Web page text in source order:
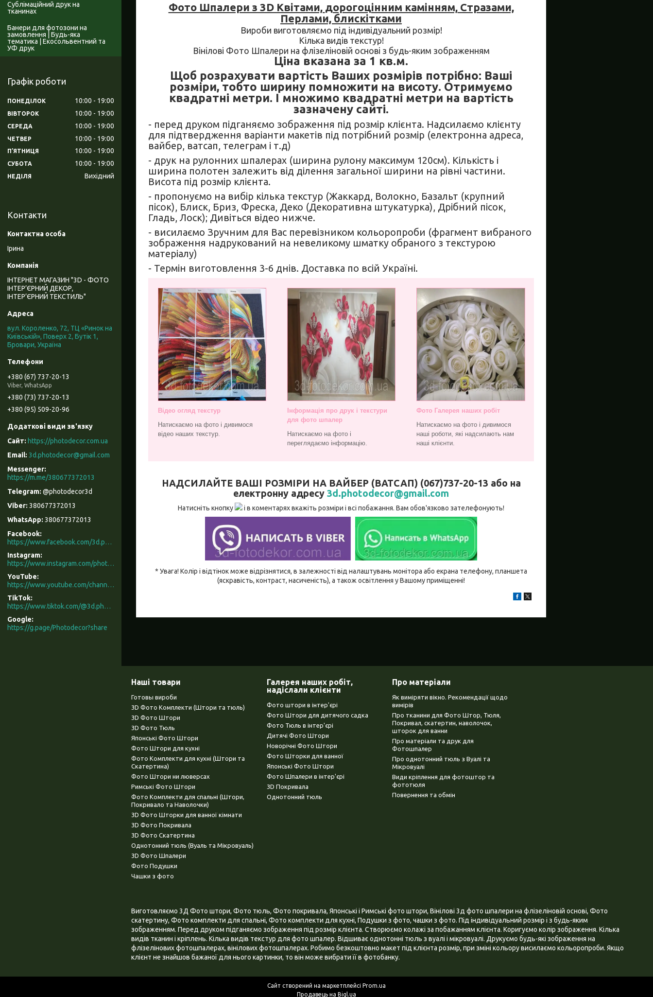
Фото Шпалери з 3D Квітами, дорогоцінним камінням,Стразами,
Перлами, блискітками
Вироби виготовляємо під індивідуальний розмір!
Кілька видів текстур!
Вінілові Фото Шпалери на флізеліновій основі з будь-яким зображенням
Ціна вказана за 1 кв.м.
Щоб розрахувати вартість Ваших розмірів потрібно: Ваші
розміри, тобто ширину помножити на висоту. Отримуємо
квадратні метри. І множимо квадратні метри на вартість
зазначену сайті.
- перед друком підганяємо зображення під розмір клієнта. Надсилаємо клієнту
для підтвердження варіанти макетів під потрібний розмір (електронна адреса,
вайбер, ватсап, телеграм і т.д)
- друк на рулонних шпалерах (ширина рулону максимум 120см). Кількість і
ширина полотен залежить від ділення загальної ширини на рівні частини.
Висота під розмір клієнта.
- пропонуємо на вибір кілька текстур (Жаккард, Волокно, Базальт (крупний
пісок), Блиск, Бриз, Фреска, Деко (Декоративна штукатурка), Дрібний пісок,
Гладь, Лоск); Дивіться відео нижче.
- висилаємо Зручним для Вас перевізником кольоропроби (фрагмент вибраного
зображення надрукований на невеликому шматку обраного з текстурою
матеріалу)
- Термін виготовлення 3-6 днів. Доставка по всій Україні.
Відео огляд текстур
Натискаємо на фото і дивимося
відео наших текстур.
Інформація про друк і текстури
для фото шпалер
Натискаємо на фото і
переглядаємо інформацію.
Фото Галерея наших робіт
Натискаємо на фото і дивимося
наші роботи, які надсилають нам
наші клієнти.
НАДСИЛАЙТЕ ВАШІ РОЗМІРИ НА ВАЙБЕР (ВАТСАП) (067)737-20-13 або на
електронну адресу 3d.photodecor@gmail.com
Натисніть кнопку і в коментарях вкажіть розміри і всі побажання. Вам обов'язково зателефонують!
* Увага! Колір і відтінок може відрізнятися, в залежності від налаштувань монітора або екрана телефону, планшета
(яскравість, контраст, насиченість), а також освітлення у Вашому приміщенні!
Сублімаційний друк на
тканинах
Банери для фотозони на
замовлення | Будь-яка
тематика | Екосольвентний та
УФ друк
Графік роботи
ПОНЕДІЛОК 10:00 19:00
ВІВТОРОК 10:00 19:00
СЕРЕДА 10:00 19:00
ЧЕТВЕР 10:00 19:00
ПʼЯТНИЦЯ 10:00 19:00
СУБОТА 10:00 19:00
НЕДІЛЯ Вихідний
Контакти
Ірина
ІНТЕРНЕТ МАГАЗИН "3D - ФОТО
ІНТЕР’ЄРНИЙ ДЕКОР,
ІНТЕР’ЄРНИЙ ТЕКСТИЛЬ"
вул. Короленко, 72, ТЦ «Ринок на
Київській», Поверх 2, Бутік 1,
Бровари, Україна
+380 (67) 737-20-13
Viber, WhatsApp
+380 (73) 737-20-13
+380 (95) 509-20-96
https://photodecor.com.ua
3d.photodecor@gmail.com
https://m.me/380677372013
@photodecor3d
380677372013
380677372013
Facebook
https://www.facebook.com/3d.photodecor/
Instagram
https://www.instagram.com/photodecor.com.ua/
YouTube
https://www.youtube.com/channel/UCXCUerfqRY1Pw7-IptdbqyA/videos
TikTok
https://www.tiktok.com/@3d.photodecor?is_from_webapp=1&sender_device=pc
Google
https://g.page/Photodecor?share
Наші товари
Готовы вироби
3D Фото Комплекти (Штори та тюль)
3D Фото Штори
3D Фото Тюль
Японські Фото Штори
Фото Штори для кухні
Фото Комплекти для кухні (Штори та
Скатертина)
Фото Штори ни люверсах
Римські Фото Штори
Фото Комплекти для спальні (Штори,
Покривало та Наволочки)
3D Фото Шторки для ванної кімнати
3D Фото Покривала
3D Фото Скатертина
Однотонний тюль (Вуаль та Мікровуаль)
3D Фото Шпалери
Фото Подушки
Чашки з фото
Галерея наших робіт,
надіслали клієнти
Фото штори в інтер'єрі
Фото Штори для дитячого садка
Фото Тюль в інтер'єрі
Дитячі Фото Штори
Новорічні Фото Штори
Фото Шторки для ванної
Японські Фото Штори
Фото Шпалери в інтер'єрі
3D Покривала
Однотонний тюль
Про матеріали
Як виміряти вікно. Рекомендації щодо
вимірів
Про тканини для Фото Штор, Тюля,
Покривал, скатертин, наволочок,
шторок для ванни
Про матеріали та друк для
Фотошпалер
Про однотонний тюль з Вуалі та
Мікровуалі
Види кріплення для фотоштор та
фототюля
Повернення та обмін
Виготовляємо 3Д Фото штори, Фото тюль, Фото покривала, Японські і Римські фото штори, Вінілові 3д фото шпалери на флізеліновій основі, Фото
скатертину, Фото комплекти для спальні, Фото комплекти для кухні, Подушки з фото, чашки з фото. Під індивідуальний розмір і з будь-яким
зображенням. Перед друком підганяємо зображення під розмір клієнта. Створюємо колажі за побажанням клієнта. Коригуємо колір зображення. Кілька
видів тканин і кріплень. Кілька видів текстур для фото шпалер. Відшиває однотонні тюль з вуалі і мікровуалі. Друкуємо будь-які зображення на
флізелінових фотошпалерах, вінілових фотошпалерах. Робимо безкоштовно макет під клієнта розмір, при зміні кольору висилаємо кольоропроби. Якщо
клієнт не знайшов бажаної для нього картинки, то він може вибрати її в фотобанку.
Сайт створений на маркетплейсі Prom.ua
Продавець на Bigl.ua